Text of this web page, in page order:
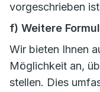
vorgeschrieben
f) Weitere
Wir bieten Ihnen
Möglichkeit an,
stellen. Dies